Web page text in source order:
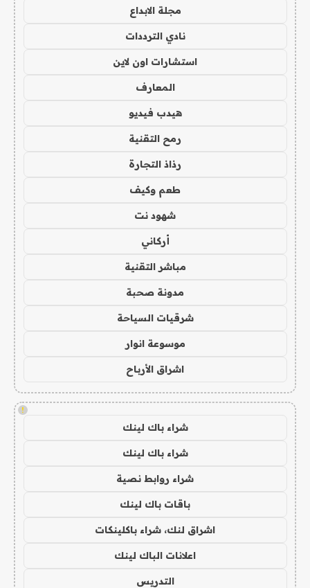
مجلة الابداع
نادي الترددات
استشارات اون لاين
المعارف
هيدب فيديو
رمح التقنية
رذاذ التجارة
طعم وكيف
شهود نت
أركاني
مباشر التقنية
مدونة صحبة
شرقيات السياحة
موسوعة انوار
اشراق الأرباح
!
شراء باك لينك
شراء باك لينك
شراء روابط نصية
باقات باك لينك
اشراق لنك، شراء باكلينكات
اعلانات الباك لينك
التدريس